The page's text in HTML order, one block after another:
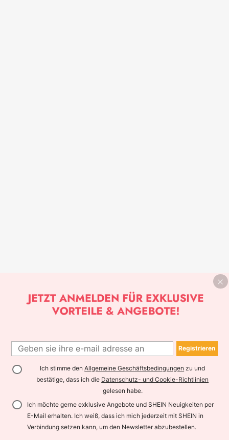
Registrieren
Ich stimme denAllgemeine Geschäftsbedingungen zu und
bestätige, dass ich die Datenschutz- und Cookie-Richtlinien
gelesen habe.
Ich möchte gerne exklusive Angebote und SHEIN Neuigkeiten per
E-Mail erhalten. Ich weiß, dass ich mich jederzeit mit SHEIN in
Verbindung setzen kann, um den Newsletter abzubestellen.